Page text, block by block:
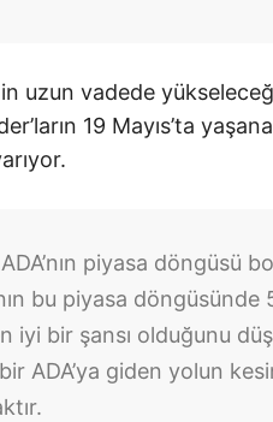
uzun vadede
19 Mayıs’ta
piyasa döngüsü
bu piyasa döngüsünde
iyi bir şansı olduğunu
ADA’ya giden yolun